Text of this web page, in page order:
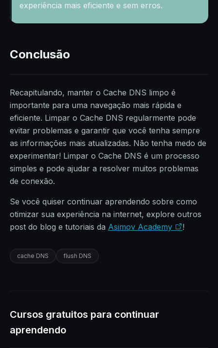
experiência mais eficiente e sem erros.
Conclusão
Recapitulando, manter o Cache DNS limpo é
importante para uma navegação mais rápida e
eficiente. Limpar o Cache DNS regularmente pode
evitar problemas e garantir que você tenha sempre
as informações mais atualizadas. Não tenha medo de
experimentar! Limpar o Cache DNS é um processo
simples e pode ajudar a resolver muitos problemas
de conexão.
Se você quiser continuar aprendendo sobre como
otimizar sua experiência na internet, explore outros
post do blog e tutoriais da Asimov Academy !
cache DNS flush DNS
Cursos gratuitos para continuar
aprendendo